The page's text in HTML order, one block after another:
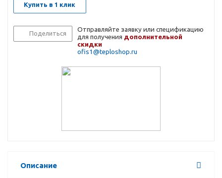
Купить в 1 клик
Поделиться
Отправляйте заявку или спецификацию
для получения дополнительной
скидки
ofis1@teploshop.ru
Описание